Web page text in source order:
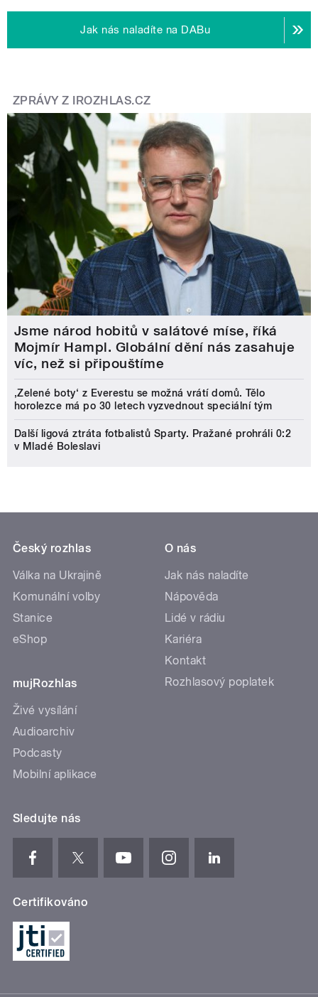
Jak nás naladíte na DABu
ZPRÁVY Z IROZHLAS.CZ
Jsme národ hobitů v salátové míse, říká
Mojmír Hampl. Globální dění nás zasahuje
víc, než si připouštíme
‚Zelené boty‘ z Everestu se možná vrátí domů. Tělo
horolezce má po 30 letech vyzvednout speciální tým
Další ligová ztráta fotbalistů Sparty. Pražané prohráli 0:2
v Mladé Boleslavi
Český rozhlas
Válka na Ukrajině
Komunální volby
Stanice
eShop
mujRozhlas
Živé vysílání
Audioarchiv
Podcasty
Mobilní aplikace
O nás
Jak nás naladíte
Nápověda
Lidé v rádiu
Kariéra
Kontakt
Rozhlasový poplatek
Sledujte nás
Certifikováno